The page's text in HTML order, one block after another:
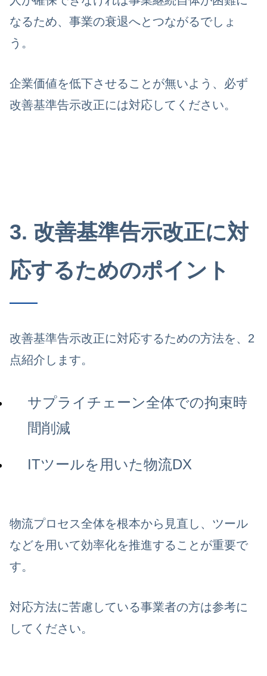
なるため、事業の衰退へとつながるでしょ
う。
企業価値を低下させることが無いよう、必ず
改善基準告示改正には対応してください。
3. 改善基準告示改正に対
応するためのポイント
改善基準告示改正に対応するための方法を、2
点紹介します。
サプライチェーン全体での拘束時
間削減
ITツールを用いた物流DX
物流プロセス全体を根本から見直し、ツール
などを用いて効率化を推進することが重要で
す。
対応方法に苦慮している事業者の方は参考に
してください。